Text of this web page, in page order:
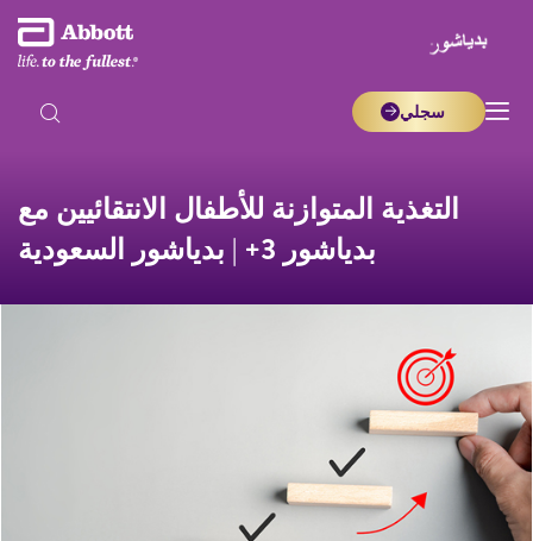
سجلي
التغذية المتوازنة للأطفال الانتقائيين مع
بدياشور 3+ | بدياشور السعودية